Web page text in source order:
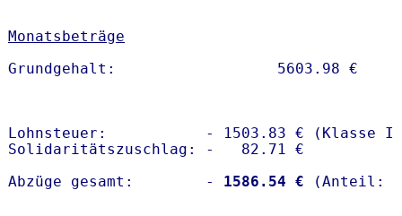
Monatsbeträge
Lohnsteuer:           - 1503.83 € (Klasse I)
Solidaritätszuschlag: -   82.71 €
Abzüge gesamt:        -
1586.54 €